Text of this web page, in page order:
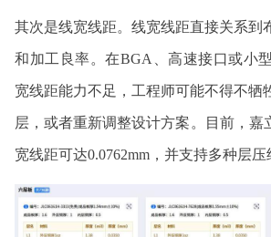
其次是线宽线距。线宽线距直接关系到
和加工良率。在BGA、高速接口或小
宽线距能力不足，工程师可能不得不牺
层，或者重新调整设计方案。目前，嘉
宽线距可达0.0762mm，并支持多种层压